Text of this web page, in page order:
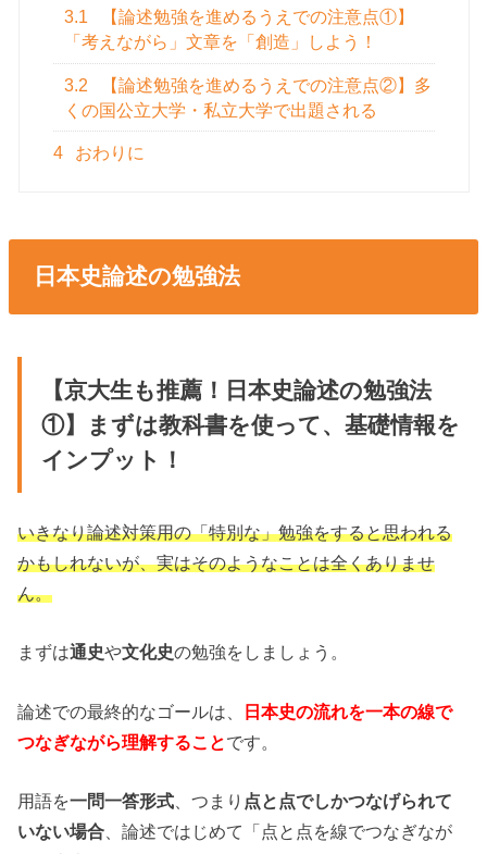
3.1
【論述勉強を進めるうえでの注意点①】
「考えながら」文章を「創造」しよう！
3.2
【論述勉強を進めるうえでの注意点②】多
くの国公立大学・私立大学で出題される
4 おわりに
日本史論述の勉強法
【京大生も推薦！日本史論述の勉強法
①】まずは教科書を使って、基礎情報を
インプット！
いきなり論述対策用の「特別な」勉強をすると思われる
かもしれないが、実はそのようなことは全くありませ
ん。
まずは通史や文化史の勉強をしましょう。
論述での最終的なゴールは、
日本史の流れを一本の線で
つなぎながら理解することです。
用語を一問一答形式 、つまり 点と点でしかつなげられて
いない場合 、論述ではじめて「点と点を線でつなぎなが